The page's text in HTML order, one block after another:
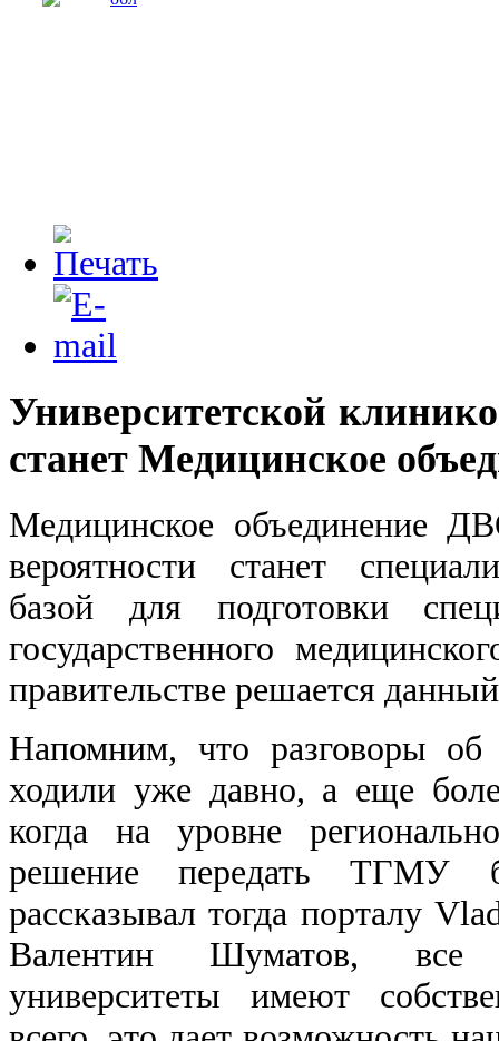
Университетской
станет Медицинское
Медицинское объединение
вероятности станет
базой для подготовки
государственного
правительстве решается
Напомним, что разговоры об
ходили уже давно, а еще
когда на уровне
решение передать ТГМУ
рассказывал тогда порталу
Валентин Шуматов, все
университеты имеют